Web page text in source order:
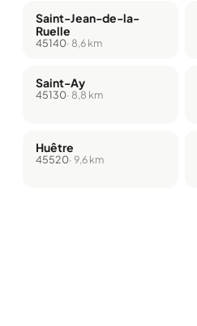
Saint-Jean-de-la-
Ruelle
45140· 8,6 km
Saint-Ay
45130· 8,8 km
Huêtre
45520· 9,6 km